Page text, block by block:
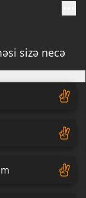
sizə necə